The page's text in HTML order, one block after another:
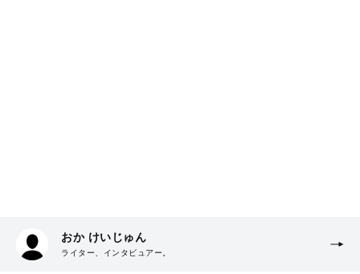
おか けいじゅん
ライター、インタビュアー。